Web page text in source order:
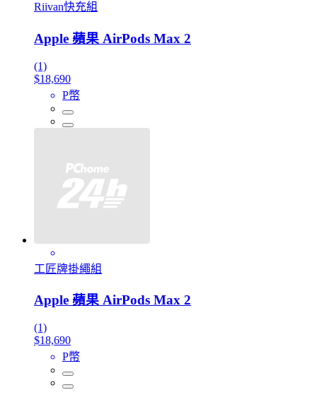
Riivan快充組
Apple 蘋果 AirPods Max 2
(1)
$18,690
P幣
工匠牌掛繩組
Apple 蘋果 AirPods Max 2
(1)
$18,690
P幣